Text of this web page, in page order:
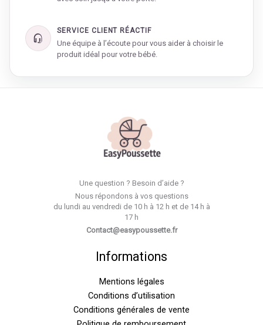
SERVICE CLIENT RÉACTIF
Une équipe à l’écoute pour vous aider à choisir le
produit idéal pour votre bébé.
Une question ? Besoin d’aide ?
Nous répondons à vos questions
du lundi au vendredi de 10 h à 12 h et de 14 h à
17 h
Contact@easypoussette.fr
Informations
Mentions légales
Conditions d’utilisation
Conditions générales de vente